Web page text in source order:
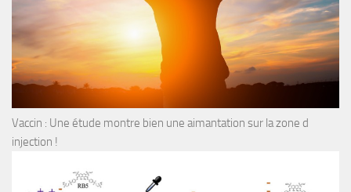
Vaccin : Une étude montre bien une aimantation sur la zone d
injection !